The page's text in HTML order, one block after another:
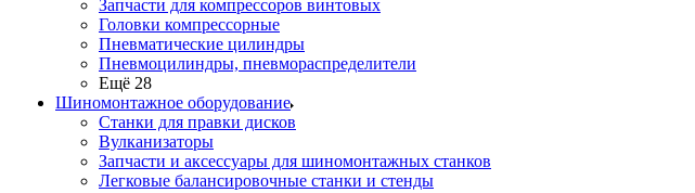
Запчасти для компрессоров винтовых
Головки компрессорные
Пневматические цилиндры
Пневмоцилиндры, пневмораспределители
Ещё 28
Шиномонтажное оборудование
Станки для правки дисков
Вулканизаторы
Запчасти и аксессуары для шиномонтажных станков
Легковые балансировочные станки и стенды